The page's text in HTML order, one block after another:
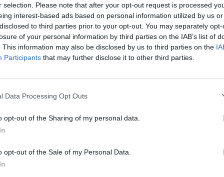
selection. Please note that after your opt-out request is processed
interest-based ads based on personal information utilized by us
to third parties prior to your opt-out. You may separately
of your personal information by third parties on the IAB’s list of
This information may also be disclosed by us to third parties on the
Participants that may further disclose it to other third parties.
Data Processing Opt Outs
opt-out of the Sharing of my personal data.
opt-out of the Sale of my Personal Data.
Διαχείριση Συγκατάθεσης
την καλύτερη εμπειρία, χρησιμοποιούμε τεχνολογίες όπως cookies για
θα μας επιτρέψει να επεξεργαστούμε δεδομένα προσωπικού
ή η ανάκληση της συγκατάθεσης, μπορεί να επηρεάσει
λειτουργίες και δυνατότητες.
ΔΕΝ ΑΠΟΔΈΧΟΜΑΙ ΠΡΟΒΟΛΉ
στο πολιτιστικό κέντρο του Μορφωτικού
εκδήλωση με θέμα τη νόσο Altzheimer
και κυρίως την τρόπους πρόληψης μέσω
και μέσω πνευματικών και ψυχαγωγικών
της νόσου και η καθυστέρηση της
ζωή στην τρίτη ηλικία.
της Ελληνικής Εταιρίας Νόσου
και Μουταφίδη Ευθυμία, διατροφολόγος.
.